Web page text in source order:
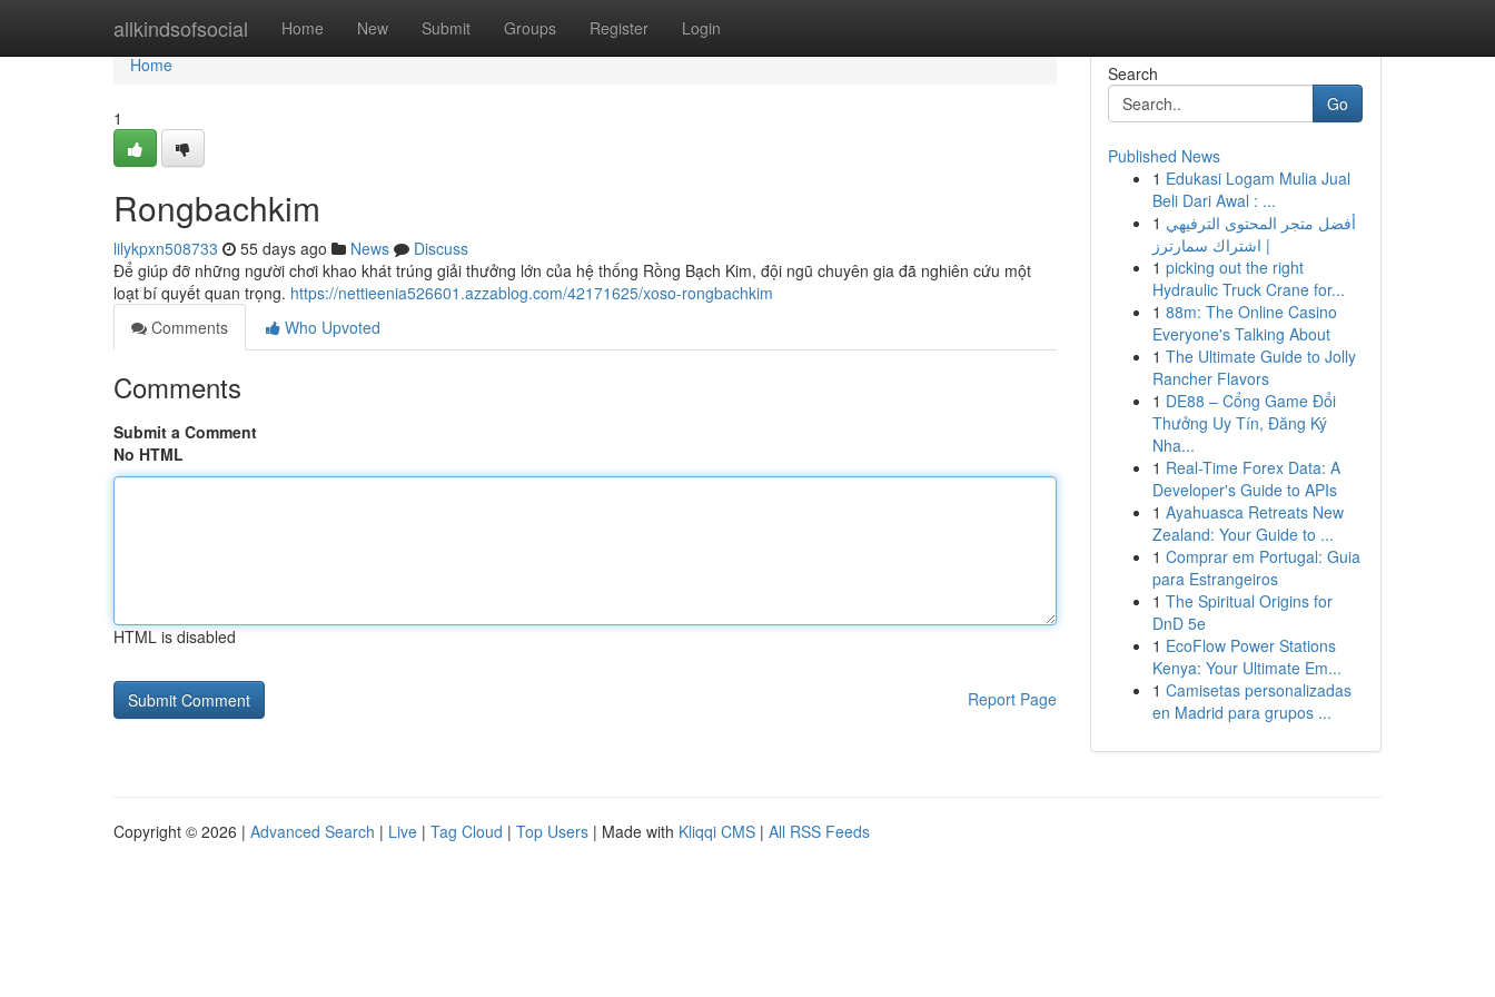
allkindsofsocial Home New Submit Groups Register Login
Home
Home
1
Rongbachkim
lilykpxn508733 55 days ago News
Discuss
Để giúp đỡ những người chơi khao khát trúng giải thưởng lớn của hệ thống Rồng Bạch Kim, đội ngũ chuyên gia đã nghiên cứu một
loạt bí quyết quan trọng. https://nettieenia526601.azzablog.com/42171625/xoso-rongbachkim
Comments
Who Upvoted
Comments
Submit a Comment
No HTML
HTML is disabled
Report Page
Search
Go
Published News
1 Edukasi Logam Mulia Jual
Beli Dari Awal : ...
1 أفضل متجر المحتوى الترفيهي
| اشتراك سمارترز
1 picking out the right
Hydraulic Truck Crane for...
1 88m: The Online Casino
Everyone's Talking About
1 The Ultimate Guide to Jolly
Rancher Flavors
1 DE88 – Cổng Game Đổi
Thưởng Uy Tín, Đăng Ký
Nha...
1 Real-Time Forex Data: A
Developer's Guide to APIs
1 Ayahuasca Retreats New
Zealand: Your Guide to ...
1 Comprar em Portugal: Guia
para Estrangeiros
1 The Spiritual Origins for
DnD 5e
1 EcoFlow Power Stations
Kenya: Your Ultimate Em...
1 Camisetas personalizadas
en Madrid para grupos ...
Copyright © 2026 | Advanced Search | Live | Tag Cloud | Top Users | Made with Kliqqi CMS | All RSS Feeds